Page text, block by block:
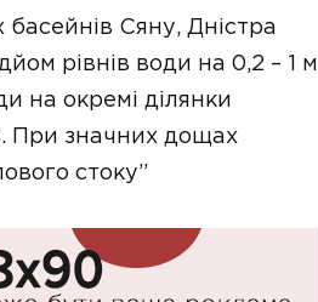
басейнiв Сяну, Днiстра
рiвнiв води на 0,2 – 1 м
на окремі ділянки
При значних дощах
стоку”